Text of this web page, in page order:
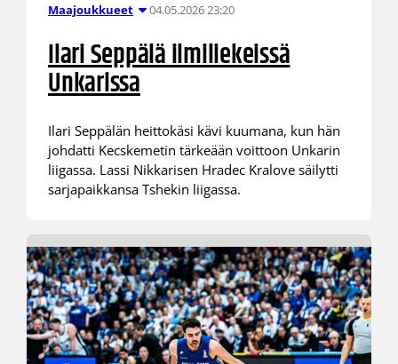
Maajoukkueet 04.05.2026 23:20
Ilari Seppälä ilmiliekeissä
Unkarissa
Ilari Seppälän heittokäsi kävi kuumana, kun hän
johdatti Kecskemetin tärkeään voittoon Unkarin
liigassa. Lassi Nikkarisen Hradec Kralove säilytti
sarjapaikkansa Tshekin liigassa.